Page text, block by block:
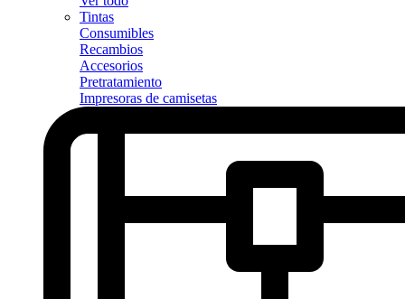
Tintas
Consumibles
Recambios
Accesorios
Pretratamiento
Impresoras de camisetas